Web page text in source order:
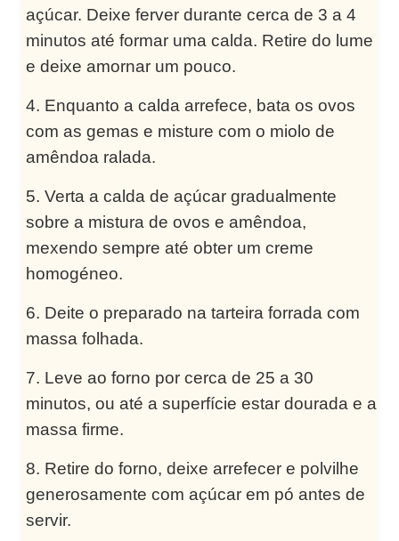
açúcar. Deixe ferver durante cerca de 3 a 4
minutos até formar uma calda. Retire do lume
e deixe amornar um pouco.
Enquanto a calda arrefece, bata os ovos
com as gemas e misture com o miolo de
amêndoa ralada.
Verta a calda de açúcar gradualmente
sobre a mistura de ovos e amêndoa,
mexendo sempre até obter um creme
homogéneo.
Deite o preparado na tarteira forrada com
massa folhada.
Leve ao forno por cerca de 25 a 30
minutos, ou até a superfície estar dourada e a
massa firme.
Retire do forno, deixe arrefecer e polvilhe
generosamente com açúcar em pó antes de
servir.